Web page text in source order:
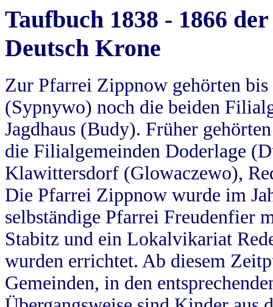
Taufbuch 1838 - 1866
Deutsch Krone
Zur Pfarrei Zippnow gehörten
(Sypnywo) noch die beiden
Jagdhaus (Budy). Früher
die Filialgemeinden Doderlage
Klawittersdorf (Glowaczewo),
Die Pfarrei Zippnow wurde im
selbständige Pfarrei Freudenfier
Stabitz und ein Lokalvikariat
wurden errichtet. Ab diesem
Gemeinden, in den